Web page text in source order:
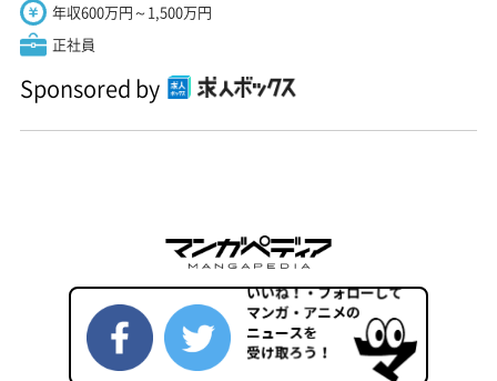
年収600万円～1,500万円
正社員
Sponsored by